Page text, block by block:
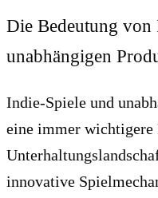
Die Bedeutung von
unabhängigen
Indie-Spiele und
eine immer
innovative